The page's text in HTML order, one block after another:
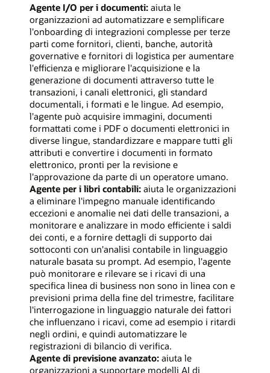
Agente I/O per i documenti: aiuta le
organizzazioni ad automatizzare e semplificare
l'onboarding di integrazioni complesse per terze
parti come fornitori, clienti, banche, autorità
governative e fornitori di logistica per aumentare
l'efficienza e migliorare l'acquisizione e la
generazione di documenti attraverso tutte le
transazioni, i canali elettronici, gli standard
documentali, i formati e le lingue. Ad esempio,
l'agente può acquisire immagini, documenti
formattati come i PDF o documenti elettronici in
diverse lingue, standardizzare e mappare tutti gli
attributi e convertire i documenti in formato
elettronico, pronti per la revisione e
l'approvazione da parte di un operatore umano.
Agente per i libri contabili: aiuta le organizzazioni
a eliminare l'impegno manuale identificando
eccezioni e anomalie nei dati delle transazioni, a
monitorare e analizzare in modo efficiente i saldi
dei conti, e a fornire dettagli di supporto dai
sottoconti con un'analisi contabile in linguaggio
naturale basata su prompt. Ad esempio, l'agente
può monitorare e rilevare se i ricavi di una
specifica linea di business non sono in linea con e
previsioni prima della fine del trimestre, facilitare
l'interrogazione in linguaggio naturale dei fattori
che influenzano i ricavi, come ad esempio i ritardi
negli ordini, e quindi automatizzare le
registrazioni di bilancio di verifica.
Agente di previsione avanzato: aiuta le
organizzazioni a supportare modelli AI di